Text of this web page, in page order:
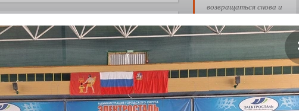
возвращаться снова и
лето пройдёт так, как
Обнимашки!
платье для
0
подсолнуха рождается народная